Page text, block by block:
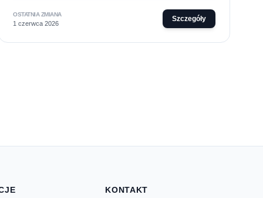
OSTATNIA ZMIANA
1 czerwca 2026
Szczegóły
KONTAKT